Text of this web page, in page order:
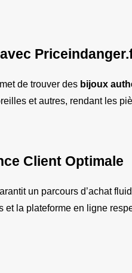
de trouver des bijoux
et autres, rendant les
Client Optimale
un parcours d’achat
et la plateforme en ligne